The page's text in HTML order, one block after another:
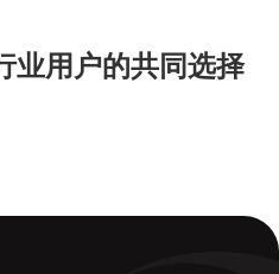
业用户的共同选择